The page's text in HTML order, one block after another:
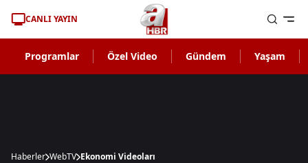
CANLI YAYIN
Programlar Özel Video Gündem Yaşam
Haberler WebTV Ekonomi Videoları